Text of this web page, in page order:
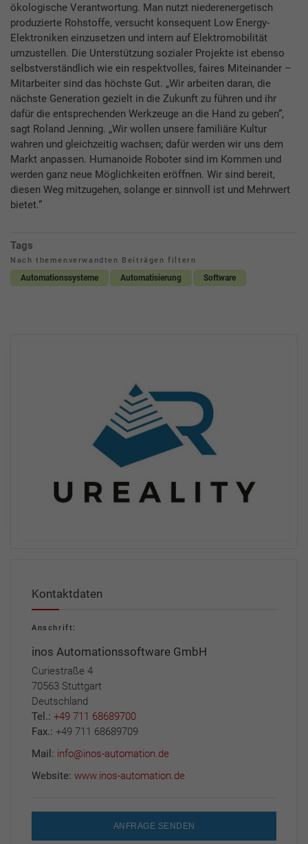
ökologische Verantwortung. Man nutzt niederenergetisch
produzierte Rohstoffe, versucht konsequent Low Energy-
Elektroniken einzusetzen und intern auf Elektromobilität
umzustellen. Die Unterstützung sozialer Projekte ist ebenso
selbstverständlich wie ein respektvolles, faires Miteinander –
Mitarbeiter sind das höchste Gut. „Wir arbeiten daran, die
nächste Generation gezielt in die Zukunft zu führen und ihr
dafür die entsprechenden Werkzeuge an die Hand zu geben“,
sagt Roland Jenning. „Wir wollen unsere familiäre Kultur
wahren und gleichzeitig wachsen; dafür werden wir uns dem
Markt anpassen. Humanoide Roboter sind im Kommen und
werden ganz neue Möglichkeiten eröffnen. Wir sind bereit,
diesen Weg mitzugehen, solange er sinnvoll ist und Mehrwert
bietet.“
Tags
Nach themenverwandten Beiträgen filtern
Automationssysteme Automatisierung Software
Kontaktdaten
Anschrift:
inos Automationssoftware GmbH
Curiestraße 4
70563 Stuttgart
Deutschland
Tel.: +49 711 68689700
Fax.: +49 711 68689709
Mail: info@inos-automation.de
Website: www.inos-automation.de
ANFRAGE SENDEN